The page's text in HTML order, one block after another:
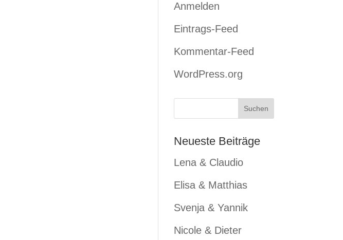
Anmelden
Eintrags-Feed
Kommentar-Feed
WordPress.org
Neueste Beiträge
Lena & Claudio
Elisa & Matthias
Svenja & Yannik
Nicole & Dieter